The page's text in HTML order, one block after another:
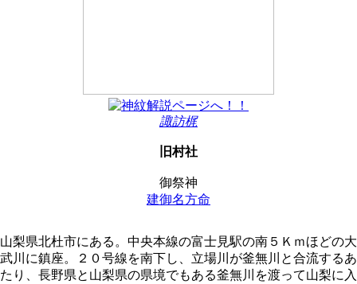
諏訪梶
旧村社
御祭神
建御名方命
山梨県北杜市にある。中央本線の富士見駅の南５Ｋｍほどの大
武川に鎮座。２０号線を南下し、立場川が釜無川と合流するあ
たり、長野県と山梨県の県境でもある釜無川を渡って山梨に入